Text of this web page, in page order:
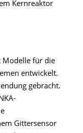
Kernreaktor
Modelle für die
entwickelt.
gebracht.
Gittersensor